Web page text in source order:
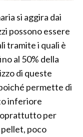
si aggira dai
possono essere
tramite i quali è
al 50% della
di queste
permette di
inferiore
per
poco